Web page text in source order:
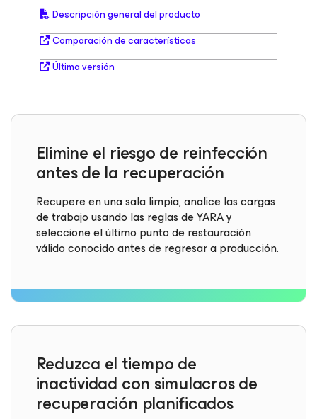
Descripción general del producto
Comparación de características
Última versión
Elimine el riesgo de reinfección
antes de la recuperación
Recupere en una sala limpia, analice las cargas
de trabajo usando las reglas de YARA y
seleccione el último punto de restauración
válido conocido antes de regresar a producción.
Reduzca el tiempo de
inactividad con simulacros de
recuperación planificados